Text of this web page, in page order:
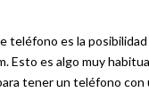
es la
Esto es algo muy
tener un teléfono con